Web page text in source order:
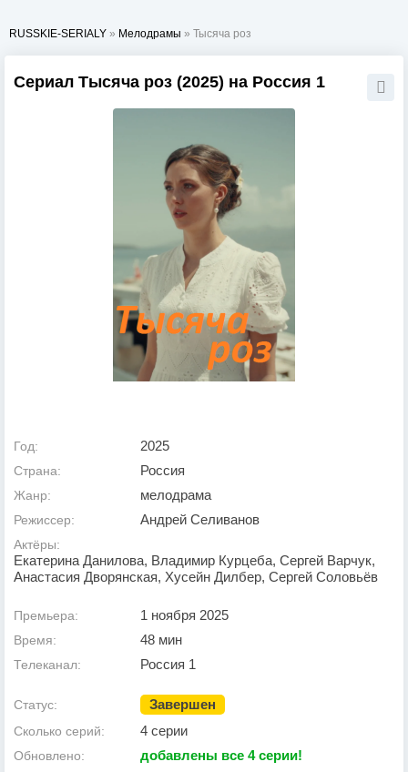
RUSSKIE-SERIALY » Мелодрамы » Тысяча роз
Сериал Тысяча роз (2025) на Россия 1
Год: 2025
Страна: Россия
Жанр: мелодрама
Режиссер: Андрей Селиванов
Актёры:
Екатерина Данилова, Владимир Курцеба, Сергей Варчук,
Анастасия Дворянская, Хусейн Дилбер, Сергей Соловьёв
Премьера: 1 ноября 2025
Время: 48 мин
Телеканал: Россия 1
Статус: Завершен
Сколько серий: 4 серии
Обновлено: добавлены все 4 серии!